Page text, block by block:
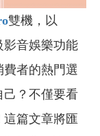
雙機，以
影音娛樂功能
者的熱門選
己？不僅要看
篇文章將匯